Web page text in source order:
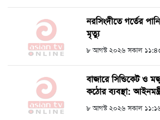
নরসিংদীতে গর্তের
মৃত্যু
৮ আগস্ট ২০২৬ সকাল
বাজারে সিন্ডিকেট ও
কঠোর ব্যবস্থা:
৮ আগস্ট ২০২৬ সকাল